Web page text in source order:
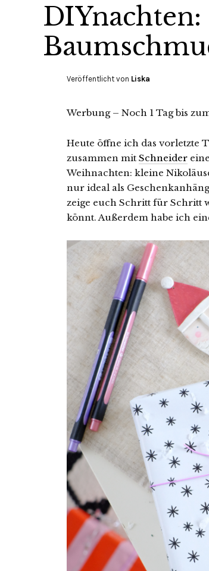
Veröffentlicht von Liska
Werbung – Noch 1 Tag bis
Heute öffne ich das vorletzte
zusammen mit Schneider
Weihnachten: kleine
nur ideal als
zeige euch Schritt für Schritt
könnt. Außerdem habe ich